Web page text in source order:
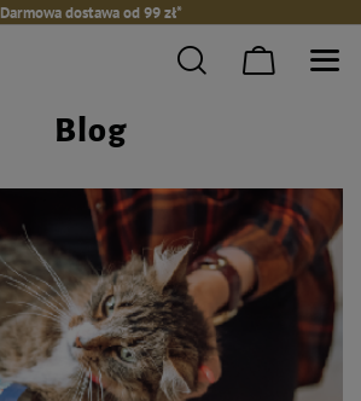
Darmowa dostawa od 99 zł*
Blog